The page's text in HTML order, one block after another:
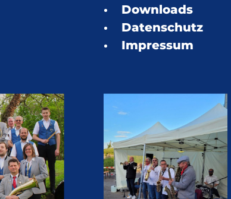
Downloads
Datenschutz
Impressum